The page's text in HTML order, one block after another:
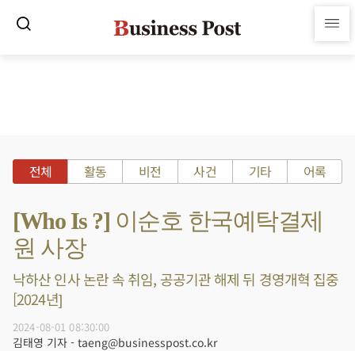
전체 활동 비전 사건 기타 어록
[Who Is ?] 이순호 한국예탁결제
원 사장
낙하산 인사 논란 속 취임, 공공기관 해제 뒤 경영개혁 집중
[2024년]
2024-08-01 08:30:00
김태영 기자 - taeng@businesspost.co.kr